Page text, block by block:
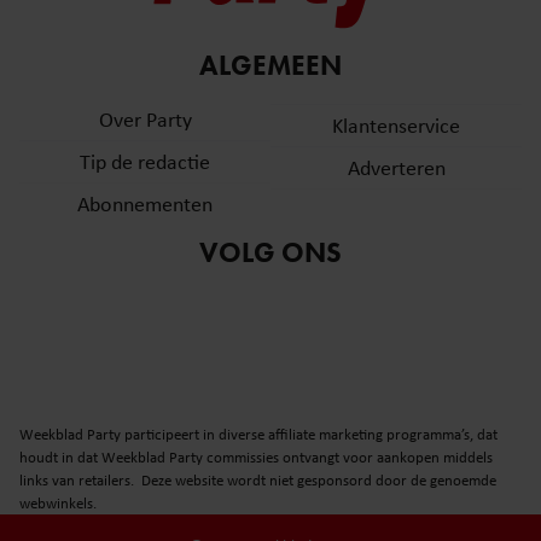
ALGEMEEN
Over Party
Tip de redactie
Abonnementen
Klantenservice
Adverteren
VOLG ONS
Weekblad Party participeert in diverse affiliate marketing programma’s, dat
houdt in dat Weekblad Party commissies ontvangt voor aankopen middels
links van retailers. Deze website wordt niet gesponsord door de genoemde
webwinkels.